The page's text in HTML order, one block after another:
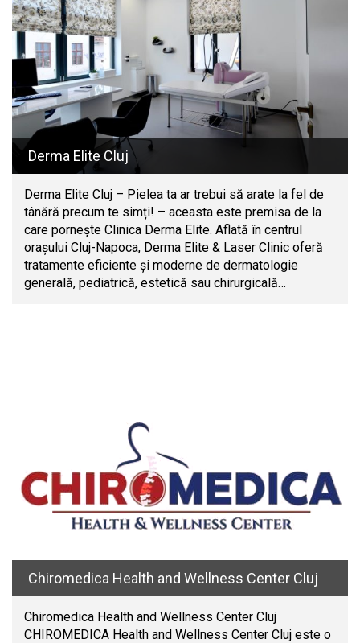
Derma Elite Cluj
Derma Elite Cluj – Pielea ta ar trebui să arate la fel de
tânără precum te simți! – aceasta este premisa de la
care pornește Clinica Derma Elite. Aflată în centrul
orașului Cluj-Napoca, Derma Elite & Laser Clinic oferă
tratamente eficiente și moderne de dermatologie
generală, pediatrică, estetică sau chirurgicală…
Chiromedica Health and Wellness Center Cluj
Chiromedica Health and Wellness Center Cluj
CHIROMEDICA Health and Wellness Center Cluj este o